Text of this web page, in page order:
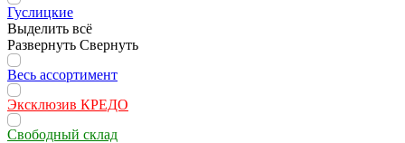
Гуслицкие
Выделить всё
Развернуть Свернуть
Весь ассортимент
Эксклюзив КРЕДО
Свободный склад